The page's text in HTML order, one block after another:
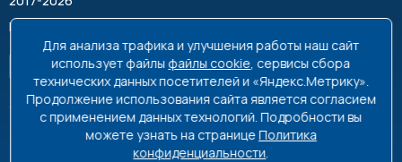
Все права защищены
8 495 663-99-48
8 800 350-99-08
Для анализа трафика и улучшения работы наш сайт
использует файлы файлы cookie, сервисы сбора
технических данных посетителей и «Яндекс.Метрику».
Продолжение использования сайта является согласием
с применением данных технологий. Подробности вы
можете узнать на страницеПолитика
конфиденциальности.